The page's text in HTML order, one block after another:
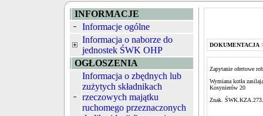
INFORMACJE
Informacje ogólne
Informacja o naborze do
jednostek ŚWK OHP
OGŁOSZENIA
Informacja o zbędnych lub
zużytych składnikach
rzeczowych majątku
ruchomego przeznaczonych
DOKUMENTACJA
Zapytanie ofertowe
Wymiana kotła
Kosynierów 20
Znak.